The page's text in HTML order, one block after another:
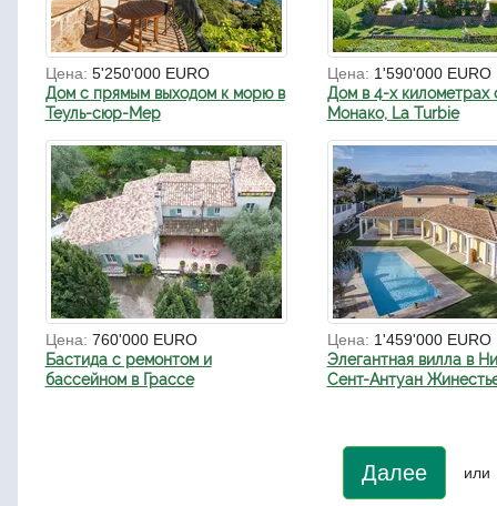
Цена: 5'250'000 EURO
Дом с прямым выходом к морю в
Теуль-сюр-Мер
Цена: 1'590'000 EURO
Дом в 4-х километрах
Монако, La Turbie
Цена: 760'000 EURO
Бастида с ремонтом и
бассейном в Грассе
Цена: 1'459'000 EURO
Элегантная вилла в
Сент-Антуан
Далее или